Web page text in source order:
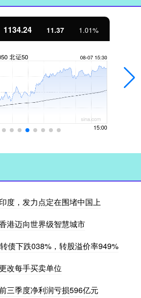
1134.24 11.37 1.01%
度，发力点定在围堵中国上
港迈向世界级智慧城市
债下跌038%，转股溢价率949%
改每手买卖单位
三季度净利润亏损596亿元